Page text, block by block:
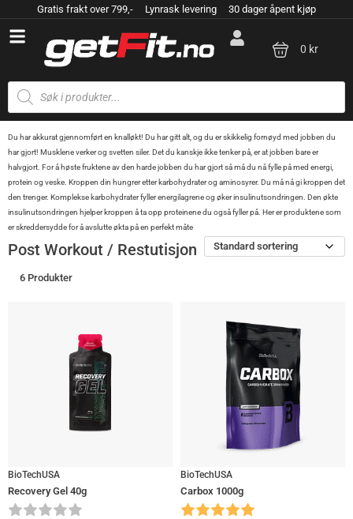
Gratis frakt over 799,- Lynrask levering 30 dager åpent kjøp
0 kr
Du har akkurat gjennomført en knalløkt! Du har gitt alt, og du er skikkelig fornøyd med jobben du
har gjort! Musklene verker og svetten siler. Det du kanskje ikke tenker på, er at jobben bare er
halvgjort. For å høste fruktene av den harde jobben du har gjort så må du nå fylle på med energi,
protein og veske. Kroppen din hungrer etter karbohydrater og aminosyrer. Du må nå gi kroppen det
den trenger. Komplekse karbohydrater fyller energilagrene og øker insulinutsondringen. Den økte
insulinutsondringen hjelper kroppen å ta opp proteinene du også fyller på. Her er produktene som
er skreddersydde for å avslutte økta på en perfekt måte
Post Workout / Restutisjon Standard sortering
6 Produkter
BioTechUSA
Recovery Gel 40g
BioTechUSA
Carbox 1000g